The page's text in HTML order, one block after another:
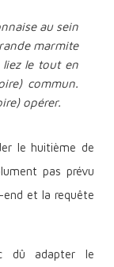
au sein
marmite
le tout en
commun.
opérer.
le huitième de
pas prévu
et la requête
dû adapter le